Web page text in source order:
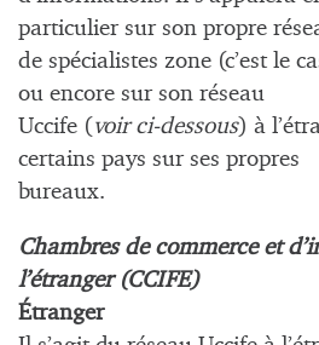
particulier sur son propre
de spécialistes zone (c’est le
ou encore sur son réseau
Uccife (voir ci-dessous) à
certains pays sur ses propres
bureaux.
Chambres de commerce et
l’étranger (CCIFE)
Étranger